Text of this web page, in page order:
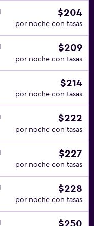
$204
por noche con tasas
$209
por noche con tasas
$214
por noche con tasas
$222
por noche con tasas
$227
por noche con tasas
$228
por noche con tasas
$250